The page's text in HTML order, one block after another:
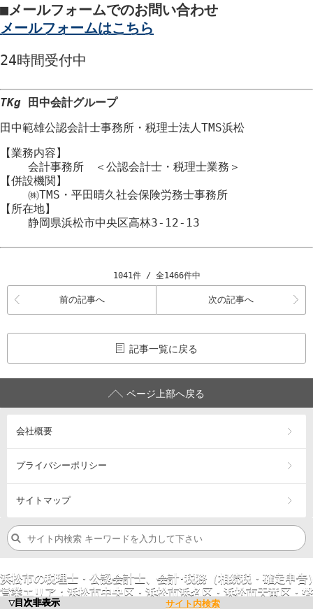
▼目次非表示 サイト内検索
■メールフォームでのお問い合わせ
メールフォームはこちら
24時間受付中
TKg 田中会計グループ
田中範雄公認会計士事務所 ・ 税理士法人TMS浜松
【業務内容】
会計事務所 ＜公認会計士・税理士業務＞
【併設機関】
㈱TMS・平田晴久社会保険労務士事務所
【所在地】
静岡県浜松市中央区高林3-12-13
1041件 / 全1466件中
前の記事へ 次の記事へ
記事一覧に戻る
ページ上部へ戻る
会社概要
プライバシーポリシー
サイトマップ
浜松市の税理士・公認会計士、会計･税務（相続税・確定申
営業エリア： 浜松市中央区 ・浜松市浜名区 ・浜松市天竜区 ・